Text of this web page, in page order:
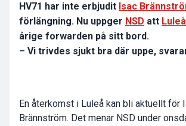
HV71 har inte erbjudit Isac
förlängning. Nu uppger NSD att Luleå
årige forwarden på sitt bord.
– Vi trivdes sjukt bra där uppe,
En återkomst i Luleå kan bli aktuellt för
Brännström. Det menar NSD under